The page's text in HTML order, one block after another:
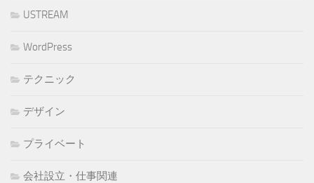
USTREAM
WordPress
テクニック
デザイン
プライベート
会社設立・仕事関連